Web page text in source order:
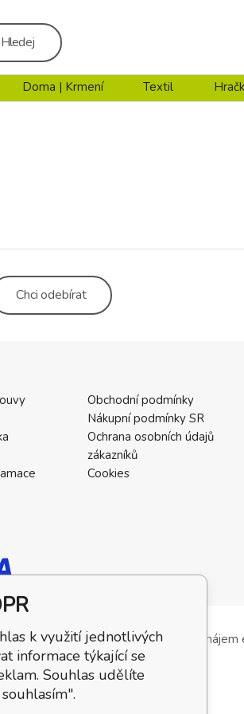
Hledej
Doma | Krmení Textil
Chciodebírat
Obchodní podmínky
Nákupní podmínky SR
Ochrana osobních údajů
zákazníků
Cookies
Tvorba a pronájem
k využití jednotlivých
informace týkající se
Souhlas udělíte